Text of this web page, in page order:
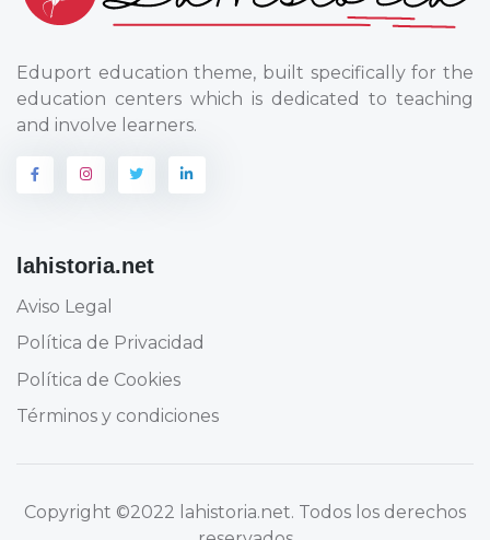
Eduport education theme, built specifically for the
education centers which is dedicated to teaching
and involve learners.
lahistoria.net
Aviso Legal
Política de Privacidad
Política de Cookies
Términos y condiciones
Copyright ©2022 lahistoria.net. Todos los derechos